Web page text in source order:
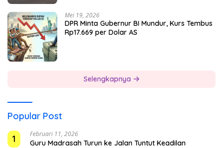
Mei 19, 2026
DPR Minta Gubernur BI Mundur, Kurs Tembus
Rp17.669 per Dolar AS
Selengkapnya
Popular Post
1
Februari 11, 2026
Guru Madrasah Turun ke Jalan Tuntut Keadilan